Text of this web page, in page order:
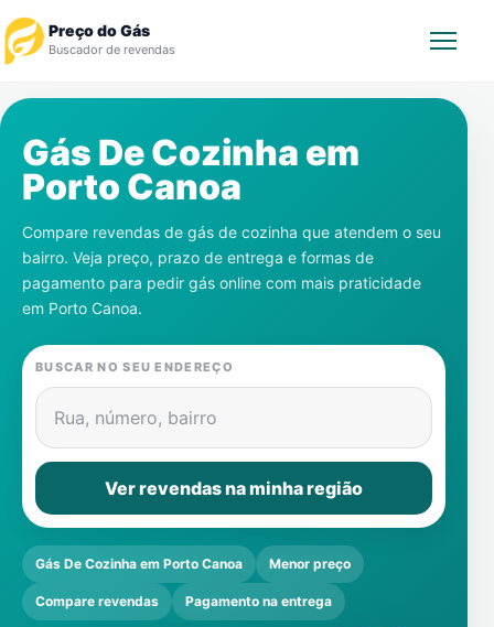
Preço do Gás
Buscador de revendas
Revendedor
Notícias
Cadastre-se
Gás
Contatos
Gás De Cozinha em
Porto Canoa
Compare revendas de gás de cozinha que atendem o seu
bairro. Veja preço, prazo de entrega e formas de
pagamento para pedir gás online com mais praticidade
em Porto Canoa.
BUSCAR NO SEU ENDEREÇO
Rua, número, bairro
Ver revendas na minha região
Gás De Cozinha em Porto Canoa Menor preço
Compare revendas Pagamento na entrega